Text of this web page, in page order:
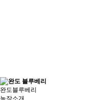
완도블루베리
농장소개